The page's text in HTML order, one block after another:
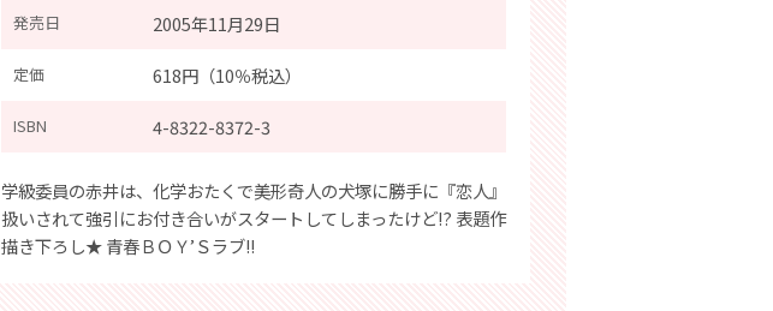
発売日 2005年11月29日
定価 618円（10％税込）
ISBN 4-8322-8372-3
学級委員の赤井は、化学おたくで美形奇人の犬塚に勝手に『恋人』
扱いされて強引にお付き合いがスタートしてしまったけど!? 表題作
描き下ろし★ 青春ＢＯＹ’Ｓラブ!!